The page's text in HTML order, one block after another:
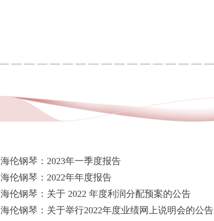
海伦钢琴：2023年一季度报告
海伦钢琴：2022年年度报告
海伦钢琴：关于 2022 年度利润分配预案的公告
海伦钢琴：关于举行2022年度业绩网上说明会的公告